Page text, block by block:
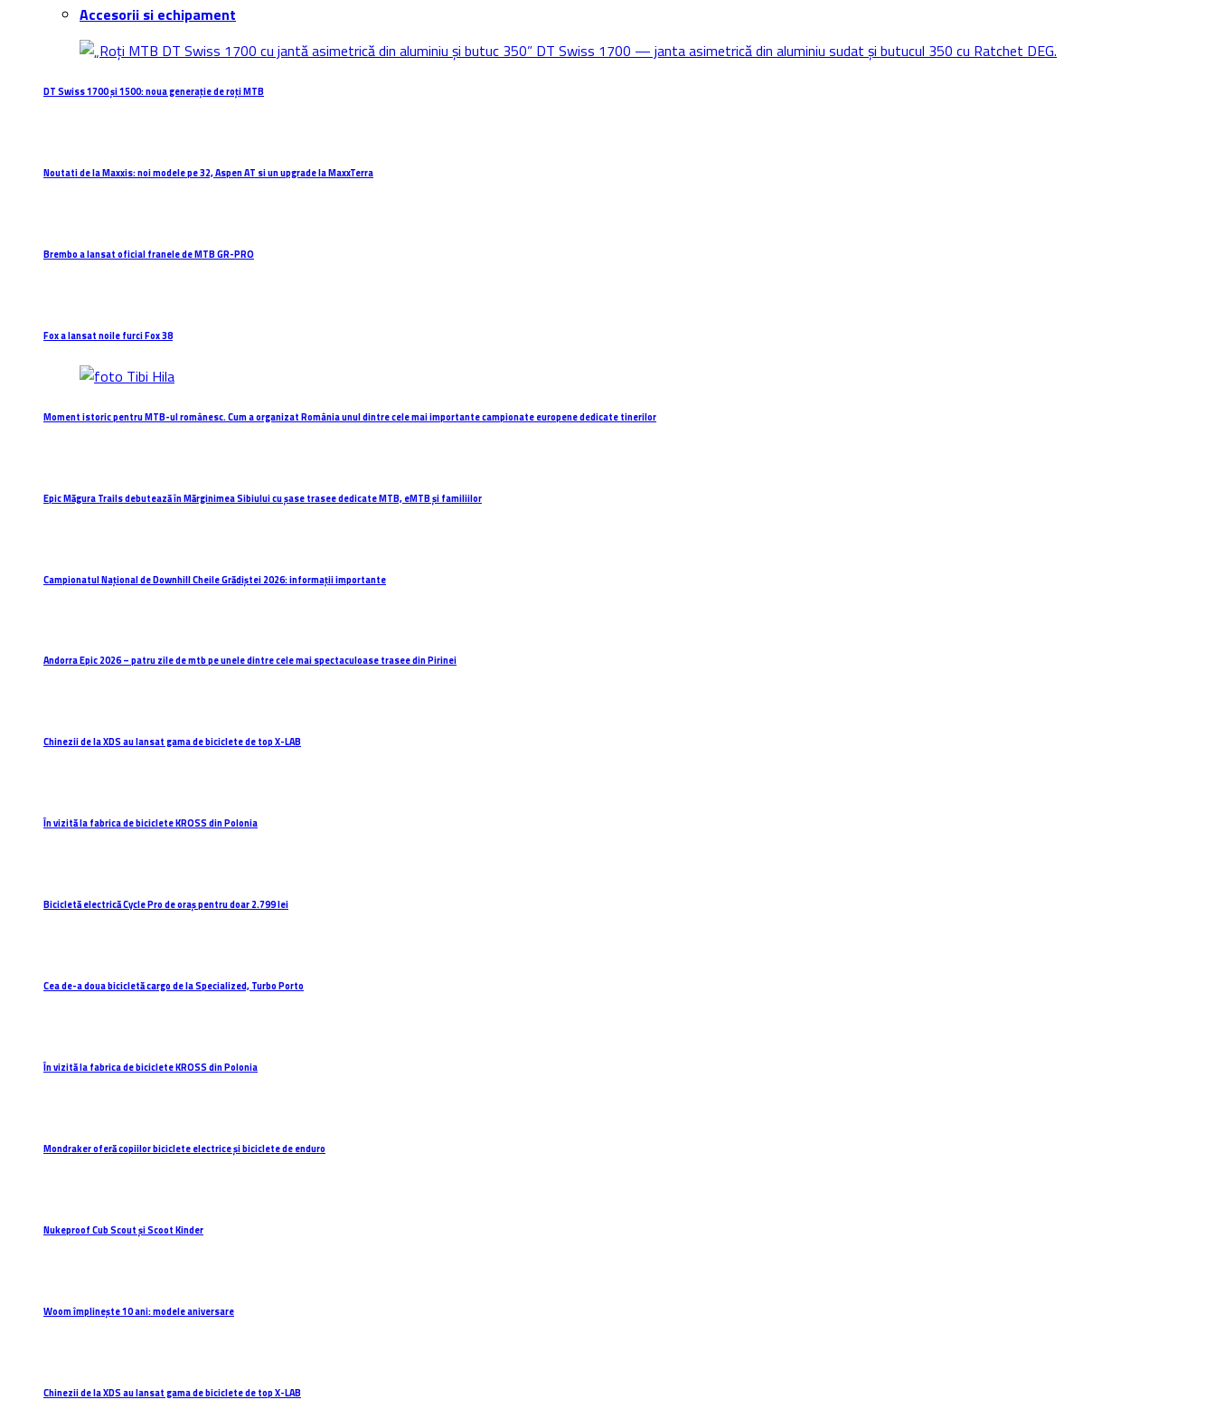
Accesorii si echipament
DT Swiss 1700 și 1500: noua generație de roți MTB
Noutati de la Maxxis: noi modele pe 32, Aspen AT si un upgrade la MaxxTerra
Brembo a lansat oficial franele de MTB GR-PRO
Fox a lansat noile furci Fox 38
Moment istoric pentru MTB-ul românesc. Cum a organizat România unul dintre cele mai importante campionate europene dedicate tinerilor
Epic Măgura Trails debutează în Mărginimea Sibiului cu șase trasee dedicate MTB, eMTB și familiilor
Campionatul Național de Downhill Cheile Grădiștei 2026: informații importante
Andorra Epic 2026 – patru zile de mtb pe unele dintre cele mai spectaculoase trasee din Pirinei
Chinezii de la XDS au lansat gama de biciclete de top X-LAB
În vizită la fabrica de biciclete KROSS din Polonia
Bicicletă electrică Cycle Pro de oraș pentru doar 2.799 lei
Cea de-a doua bicicletă cargo de la Specialized, Turbo Porto
În vizită la fabrica de biciclete KROSS din Polonia
Mondraker oferă copiilor biciclete electrice și biciclete de enduro
Nukeproof Cub Scout și Scoot Kinder
Woom împlinește 10 ani: modele aniversare
Chinezii de la XDS au lansat gama de biciclete de top X-LAB